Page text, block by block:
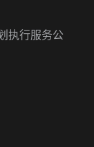
执行服务公